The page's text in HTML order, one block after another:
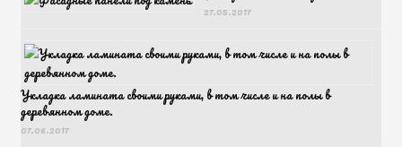
27.05.2017
Укладка ламината своими руками, в том числе и на полы в
деревянном доме.
07.06.2017